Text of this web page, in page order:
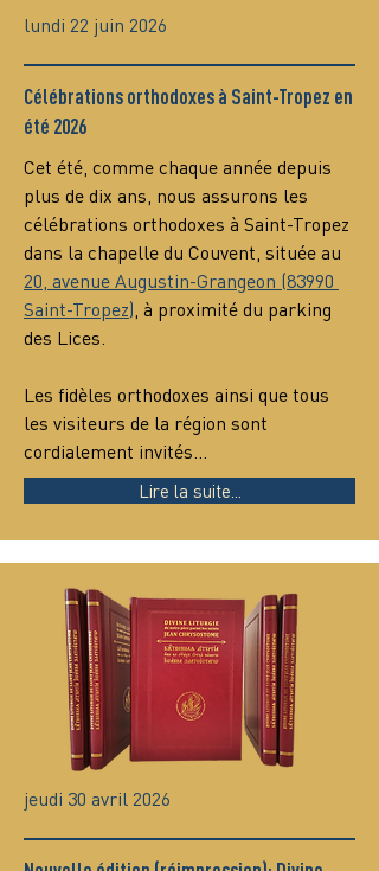
lundi 22 juin 2026
Célébrations orthodoxes à Saint-Tropez en
été 2026
Cet été, comme chaque année depuis
plus de dix ans, nous assurons les
célébrations orthodoxes à Saint-Tropez
dans la chapelle du Couvent, située au
20, avenue Augustin-Grangeon (83990
Saint-Tropez), à proximité du parking
des Lices.
Les fidèles orthodoxes ainsi que tous
les visiteurs de la région sont
cordialement invités…
Lire la suite...
jeudi 30 avril 2026